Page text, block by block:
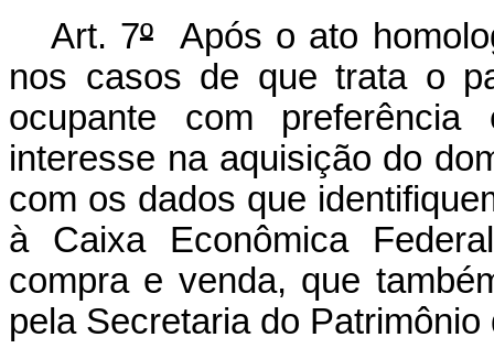
Art. 7ºApós o ato
nos casos de que trata o
ocupante com
interesse na aquisição do
com os dados que
à Caixa Econômica
compra e venda, que
pela Secretaria do Patrimônio